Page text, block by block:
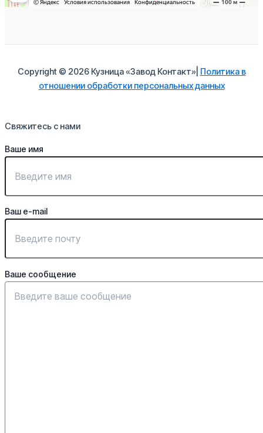
Copyright © 2026 Кузница «Завод Контакт»| Политика в
отношении обработки персональных данных
Свяжитесь с нами
Ваше имя
Ваш e-mail
Ваше сообщение